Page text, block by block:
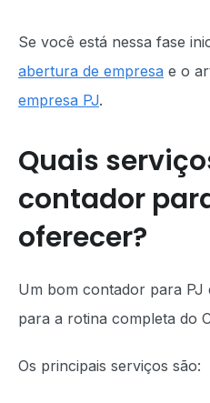
Se você está nessa fase
abertura de empresa e o
empresa PJ.
Quais
contador
oferecer?
Um bom contador para
para a rotina completa do
Os principais serviços são: